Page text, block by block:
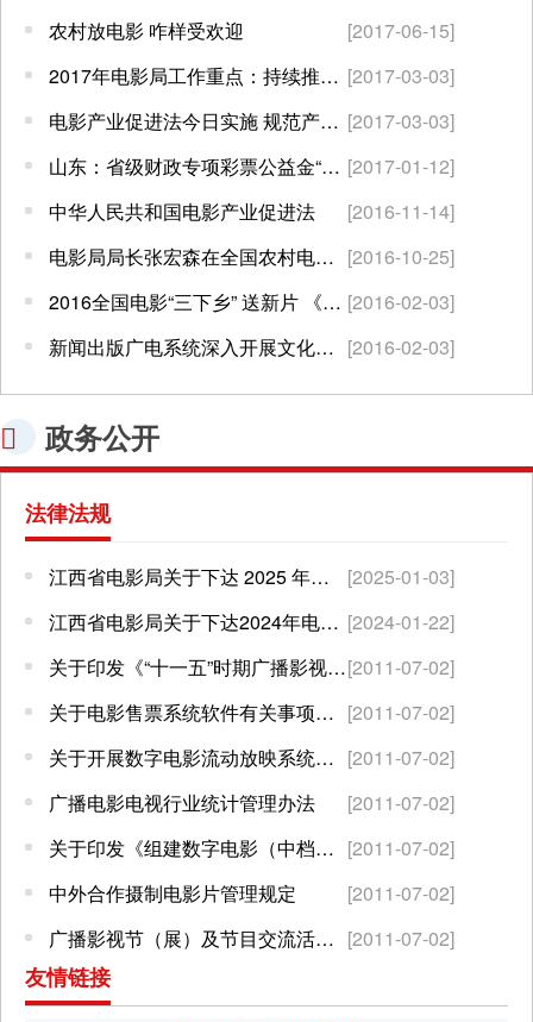
农村放电影 咋样受欢迎
[2017-06-15]
2017年电影局工作重点：持续推进电影产业繁荣发展 [2017-03-03]
电影产业促进法今日实施 规范产业促发展 [2017-03-03]
山东：省级财政专项彩票公益金“送电影进福利机构”暨“助力脱贫攻坚”公益电影放映活动2016年度总结表扬会议在济南举行 [2017-01-12]
中华人民共和国电影产业促进法
[2016-11-14]
电影局局长张宏森在全国农村电影发行放映工作座谈会上的讲话 [2016-10-25]
2016全国电影“三下乡” 送新片 《寻龙诀》 进农村 [2016-02-03]
新闻出版广电系统深入开展文化进万家活动综述 [2016-02-03]
政务公开
法律法规
江西省电影局关于下达 2025 年电影公益放映任务的通知
[2025-01-03]
江西省电影局关于下达2024年电影公益放映任务的通知 [2024-01-22]
关于印发《“十一五”时期广播影视科技发展规划》的通知[2011-07-02]
关于电影售票系统软件有关事项的通知 [2011-07-02]
关于开展数字电影流动放映系统设备技术检测与质量认定工作相关事宜的通知 [2011-07-02]
广播电影电视行业统计管理办法
[2011-07-02]
关于印发《组建数字电影（中档技术）院线公司的实施办法（试行）》的通知 [2011-07-02]
中外合作摄制电影片管理规定
[2011-07-02]
广播影视节（展）及节目交流活动管理规定 [2011-07-02]
友情链接